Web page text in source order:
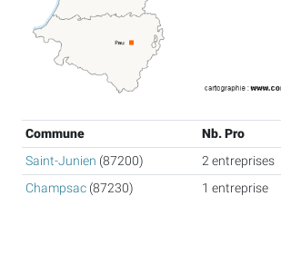
Commune Nb. Pro
Saint-Junien (87200) 2 entreprises
Champsac (87230) 1 entreprise